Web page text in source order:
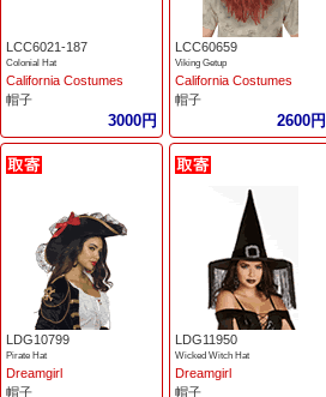
LCC6021-187
Colonial Hat
California Costumes
帽子
3000円
LCC60659
Viking Getup
California Costumes
帽子
2600円
LDG10799
Pirate Hat
Dreamgirl
帽子
LDG11950
Wicked Witch Hat
Dreamgirl
帽子